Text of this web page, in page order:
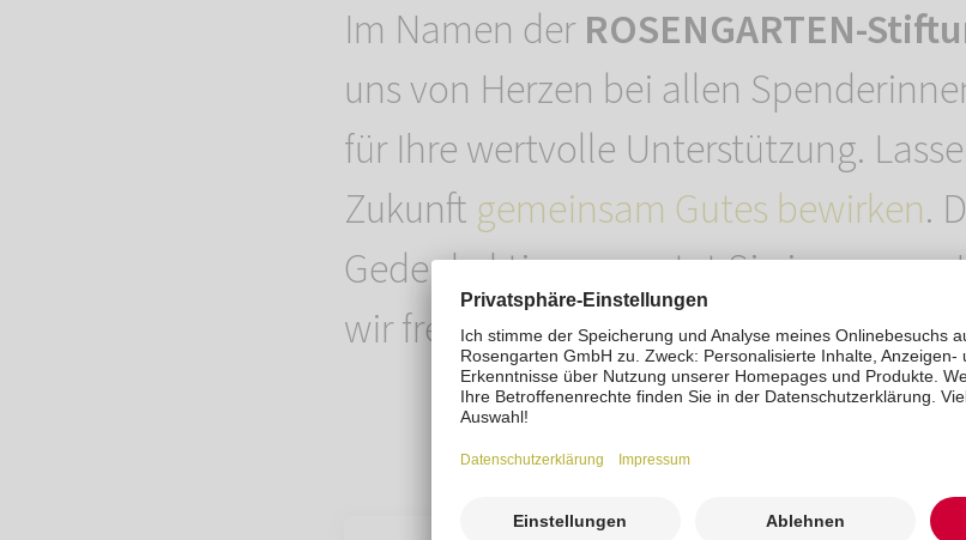
Im Namen derROSENGARTEN-
uns von Herzen bei allen
für Ihre wertvolle Unterstützung.
Zukunft gemeinsam Gutes bewirken.
Gedenkaktion erwartet Sie im neuen
wir freuen uns, wenn Sie wieder